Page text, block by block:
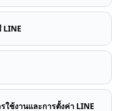
ใช้งานและการตั้งค่า LINE